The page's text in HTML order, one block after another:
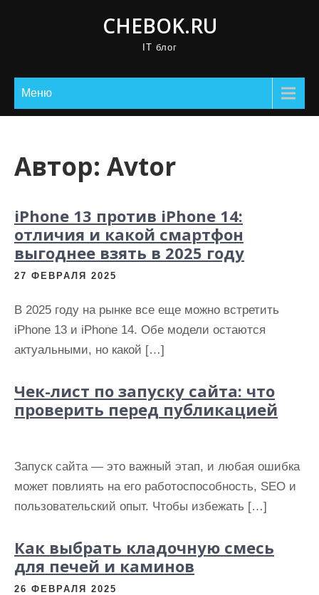
CHEBOK.RU
IT блог
Меню
Автор: Avtor
iPhone 13 против iPhone 14:
отличия и какой смартфон
выгоднее взять в 2025 году
27 ФЕВРАЛЯ 2025
В 2025 году на рынке все еще можно встретить
iPhone 13 и iPhone 14. Обе модели остаются
актуальными, но какой […]
Чек-лист по запуску сайта: что
проверить перед публикацией
Запуск сайта — это важный этап, и любая ошибка
может повлиять на его работоспособность, SEO и
пользовательский опыт. Чтобы избежать […]
Как выбрать кладочную смесь
для печей и каминов
26 ФЕВРАЛЯ 2025